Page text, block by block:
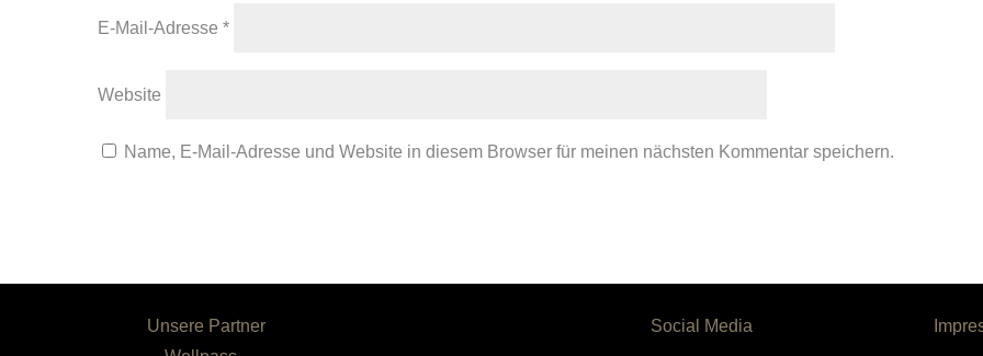
E-Mail-Adresse *
Website
Name, E-Mail-Adresse und Website in diesem Browser für meinen nächsten Kommentar speichern.
Unsere Partner Social Media